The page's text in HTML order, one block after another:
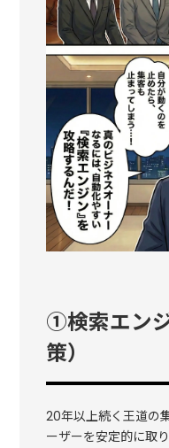
①検索エン
策）
20年以上続く王道の
ーザーを安定的に取り